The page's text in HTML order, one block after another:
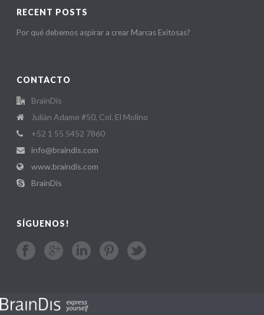
RECENT POSTS
Por qué debemos aspirar a crear Marcas Exitosas?
CONTACTO
BrainDis
Julián Adame #50, Col. El Molino
+52 1 55 5452 7860
info@braindis.com
www.braindis.com
BrainDis
SÍGUENOS!